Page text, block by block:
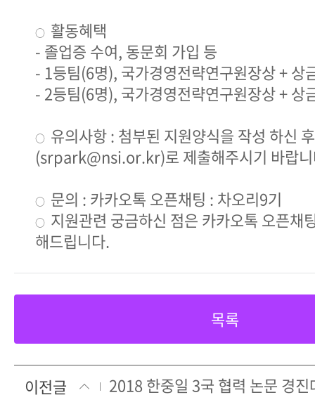
○ 활동혜택
- 졸업증 수여, 동문회 가입 등
- 1등팀(6명), 국가경영전략연구원장상 + 상
- 2등팀(6명), 국가경영전략연구원장상 + 상
○ 유의사항 : 첨부된 지원양식을 작성 하신
(srpark@nsi.or.kr)로 제출해주시기 바랍
○ 문의 : 카카오톡 오픈채팅 : 차오리9기
○ 지원관련 궁금하신 점은 카카오톡 오픈채
해드립니다.
목록
이전글 2018 한중일 3국 협력 논문 경진